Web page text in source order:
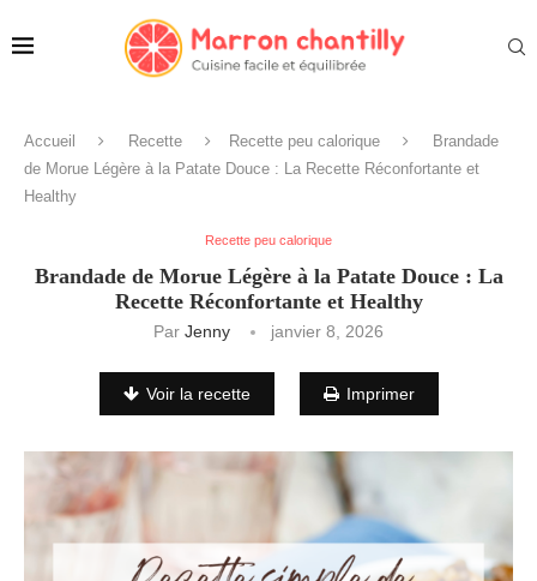
Accueil Recette Recette peu calorique
Brandade
de Morue Légère à la Patate Douce : La Recette Réconfortante et
Healthy
Recette peu calorique
Brandade de Morue Légère à la Patate Douce : La
Recette Réconfortante et Healthy
Par Jenny janvier 8, 2026
Voir la recette Imprimer